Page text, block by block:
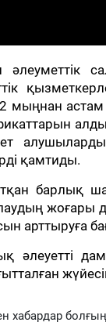
мыңнан
қамтиды.
барлық
жоғары
арттыруға
әлеуетті
хабардар